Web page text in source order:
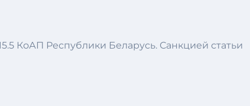
КоАП Республики Беларусь. Санкцией статьи